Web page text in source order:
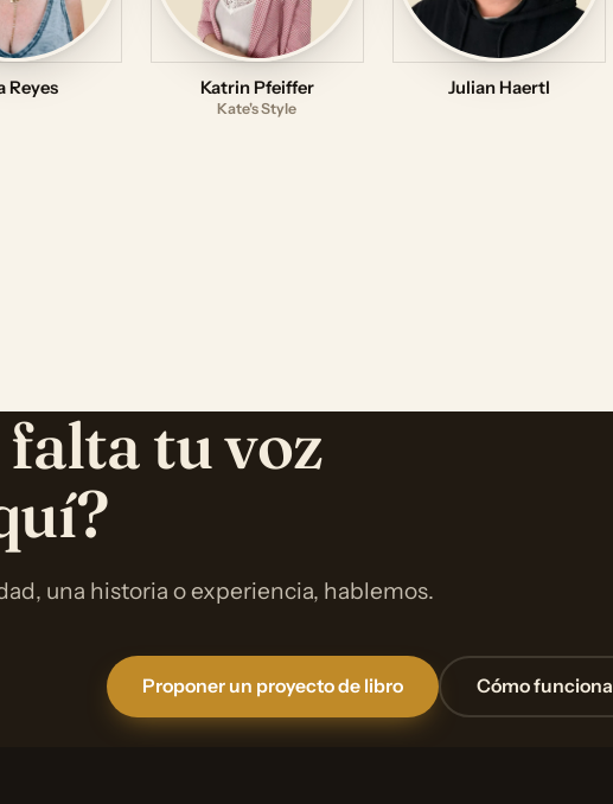
Reyes Katrin Pfeiffer
Kate's Style
Julian Haertl
tu voz
una historia o experiencia, hablemos.
Proponer un proyecto de libro Cómo funciona